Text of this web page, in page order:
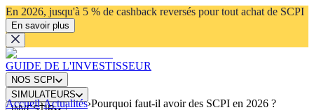
En 2026, jusqu'à 5 % de cashback reversés pour tout achat de SCPI
En savoir plus
GUIDE DE L'INVESTISSEUR
NOS SCPI
SIMULATEURS
Accueil›Actualités›Pourquoi faut-il avoir des SCPI en 2026 ?